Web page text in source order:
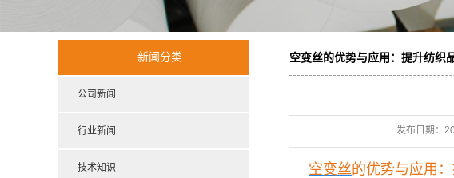
新闻分类
公司新闻
行业新闻
技术知识
空变丝的优势与应用：提升纺织
发布日期：
空变丝的优势与应用